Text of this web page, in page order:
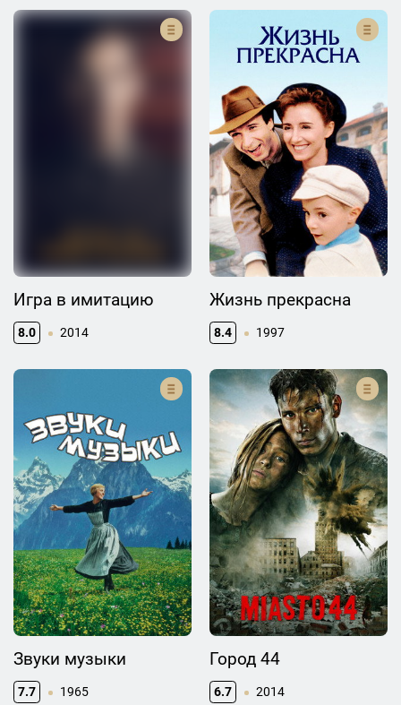
Игра в имитацию
8.0 2014
Жизнь прекрасна
8.4 1997
Звуки музыки
7.7 1965
Город 44
6.7 2014